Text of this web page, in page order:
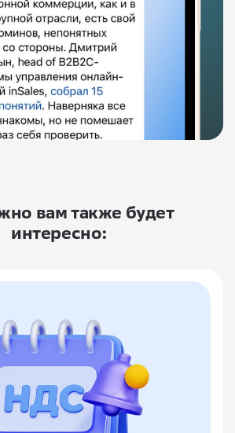
вам также будет
интересно: